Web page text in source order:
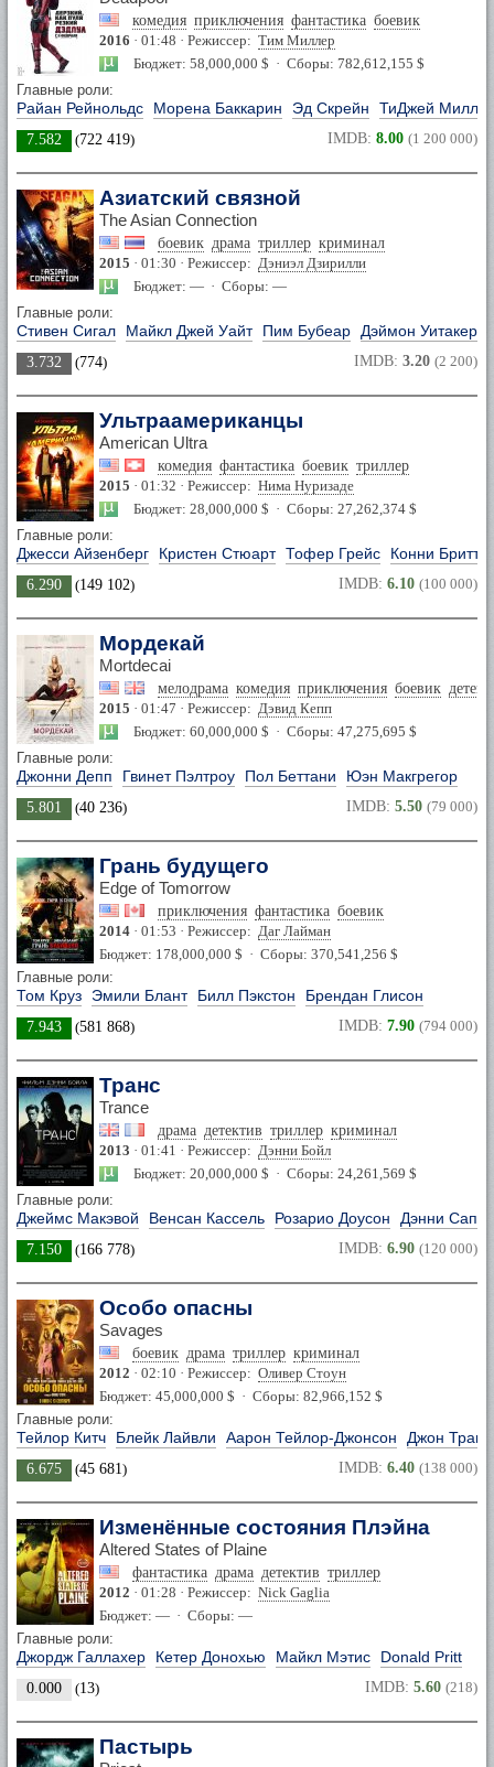
комедия приключения фантастика боевик
2016 · 01:48 · Режиссер: Тим Миллер
Бюджет: 58,000,000 $ · Сборы: 782,612,155 $
Главные роли:
Райан Рейнольдс Морена Баккарин Эд Скрейн ТиДжей
7.582 (722 419) IMDB: 8.00 (1 200 000)
Азиатский связной
The Asian Connection
боевик драма триллер криминал
2015 · 01:30 · Режиссер: Дэниэл Дзирилли
Бюджет: — · Сборы: —
Главные роли:
Стивен Сигал Майкл Джей Уайт Пим Бубеар Дэймон Уитакер
3.732 (774) IMDB: 3.20 (2 200)
Ультраамериканцы
American Ultra
комедия фантастика боевик триллер
2015 · 01:32 · Режиссер: Нима Нуризаде
Бюджет: 28,000,000 $ · Сборы: 27,262,374 $
Главные роли:
Джесси Айзенберг Кристен Стюарт Тофер Грейс Конни
6.290 (149 102) IMDB: 6.10 (100 000)
Мордекай
Mortdecai
мелодрама комедия приключения боевик
2015 · 01:47 · Режиссер: Дэвид Кепп
Бюджет: 60,000,000 $ · Сборы: 47,275,695 $
Главные роли:
Джонни Депп Гвинет Пэлтроу Пол Беттани Юэн Макгрегор
5.801 (40 236) IMDB: 5.50 (79 000)
Грань будущего
Edge of Tomorrow
приключения фантастика боевик
2014 · 01:53 · Режиссер: Даг Лайман
Бюджет: 178,000,000 $ · Сборы: 370,541,256 $
Главные роли:
Том Круз Эмили Блант Билл Пэкстон Брендан Глисон
7.943 (581 868) IMDB: 7.90 (794 000)
Транс
Trance
драма детектив триллер криминал
2013 · 01:41 · Режиссер: Дэнни Бойл
Бюджет: 20,000,000 $ · Сборы: 24,261,569 $
Главные роли:
Джеймс Макэвой Венсан Кассель Розарио Доусон Дэнни
7.150 (166 778) IMDB: 6.90 (120 000)
Особо опасны
Savages
боевик драма триллер криминал
2012 · 02:10 · Режиссер: Оливер Стоун
Бюджет: 45,000,000 $ · Сборы: 82,966,152 $
Главные роли:
Тейлор Китч Блейк Лайвли Аарон Тейлор-Джонсон Джон
6.675 (45 681) IMDB: 6.40 (138 000)
Изменённые состояния Плэйна
Altered States of Plaine
фантастика драма детектив триллер
2012 · 01:28 · Режиссер: Nick Gaglia
Бюджет: — · Сборы: —
Главные роли:
Джордж Галлахер Кетер Донохью Майкл Мэтис Donald Pritt
0.000 (13) IMDB: 5.60 (218)
Пастырь